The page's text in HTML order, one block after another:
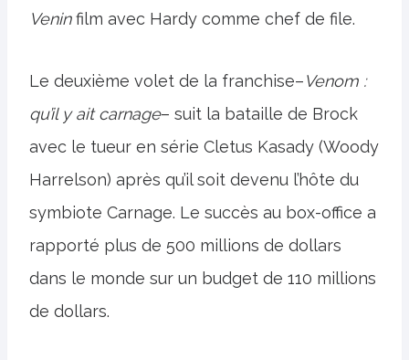
Veninfilm avec Hardy comme chef de file.
Le deuxième volet de la franchise–Venom :
qu’il y ait carnage– suit la bataille de Brock
avec le tueur en série Cletus Kasady (Woody
Harrelson) après qu’il soit devenu l’hôte du
symbiote Carnage. Le succès au box-office a
rapporté plus de 500 millions de dollars
dans le monde sur un budget de 110 millions
de dollars.